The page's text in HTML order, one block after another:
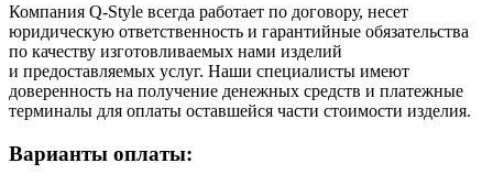
Компания Q-Style всегда работает по договору, несет
юридическую ответственность и гарантийные обязательства
по качеству изготовливаемых нами изделий
и предоставляемых услуг. Наши специалисты имеют
доверенность на получение денежных средств и платежные
терминалы для оплаты оставшейся части стоимости изделия.
Варианты оплаты: